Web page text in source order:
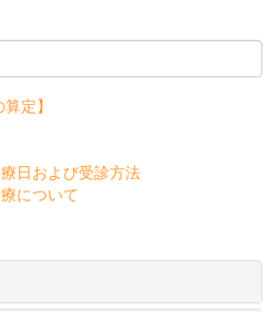
定】
日および受診方法
について